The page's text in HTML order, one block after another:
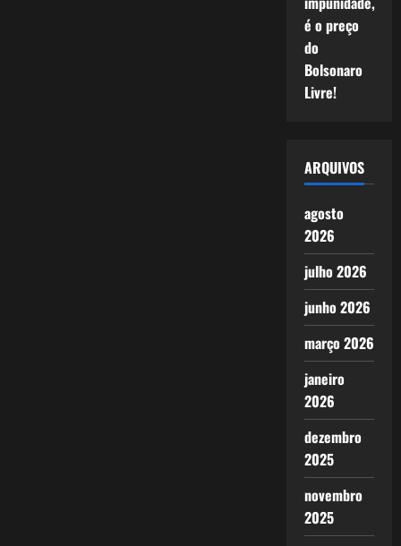
é o preço
do
Bolsonaro
Livre!
ARQUIVOS
agosto
2026
julho 2026
junho 2026
março 2026
janeiro
2026
dezembro
2025
novembro
2025